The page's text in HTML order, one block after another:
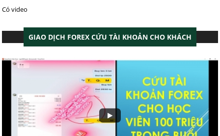
Có video
GIAO DỊCH FOREX CỨU TÀI KHOẢN CHO KHÁCH